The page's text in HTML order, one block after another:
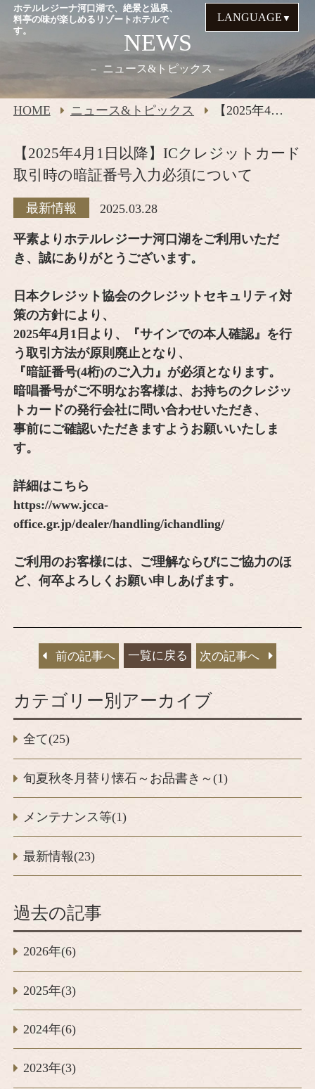
ホテルレジーナ河口湖で、絶景と温泉、
料亭の味が楽しめるリゾートホテルで
す。
LANGUAGE
NEWS
ニュース&トピックス
HOME ニュース&トピックス 【2025年4月1日以降】ICクレジットカード取引時の暗証番号入力必須について
【2025年4月1日以降】ICクレジットカード
取引時の暗証番号入力必須について
最新情報 2025.03.28
平素よりホテルレジーナ河口湖をご利用いただ
き、誠にありがとうございます。
日本クレジット協会のクレジットセキュリティ対
策の方針により、
2025年4月1日より、『サインでの本人確認』を行
う取引方法が原則廃止となり、
『暗証番号(4桁)のご入力』が必須となります。
暗唱番号がご不明なお客様は、お持ちのクレジッ
トカードの発行会社に問い合わせいただき、
事前にご確認いただきますようお願いいたしま
す。
詳細はこちら
https://www.jcca-
office.gr.jp/dealer/handling/ichandling/
ご利用のお客様には、ご理解ならびにご協力のほ
ど、何卒よろしくお願い申しあげます。
前の記事へ 一覧に戻る 次の記事へ
カテゴリー別アーカイブ
全て(25)
旬夏秋冬月替り懐石～お品書き～(1)
メンテナンス等(1)
最新情報(23)
過去の記事
2026年(6)
2025年(3)
2024年(6)
2023年(3)